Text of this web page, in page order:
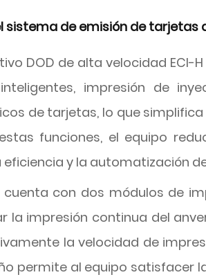
sistema de emisión de tarjetas
DOD de alta velocidad
impresión de
de tarjetas, lo que
funciones, el equipo
eficiencia y la automatización
cuenta con dos módulos de
la impresión continua del
la velocidad de
permite al equipo satisfacer